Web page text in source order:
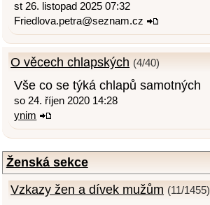
st 26. listopad 2025 07:32
Friedlova.petra@seznam.cz
O věcech chlapských (4/40)
Vše co se týká chlapů samotných
so 24. říjen 2020 14:28
ynim
Ženská sekce
Vzkazy žen a dívek mužům (11/1455)